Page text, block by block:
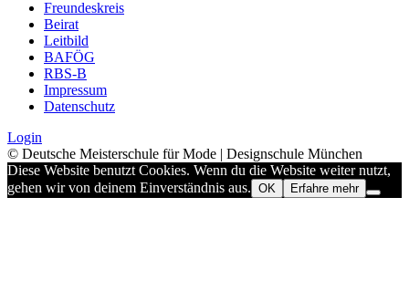
Freundeskreis
Beirat
Leitbild
BAFÖG
RBS-B
Impressum
Datenschutz
Login
© Deutsche Meisterschule für Mode | Designschule München
Diese Website benutzt Cookies. Wenn du die Website weiter nutzt,
gehen wir von deinem Einverständnis aus. OK Erfahre mehr